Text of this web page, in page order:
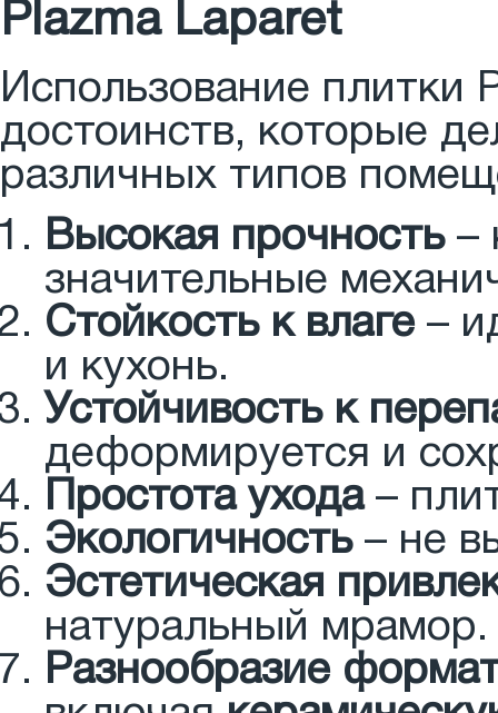
Plazma Laparet
Использование плитки
достоинств, которые
различных типов
Высокая прочность–
значительные
Стойкость к влаге–
и кухонь.
Устойчивость к
деформируется и
Простота ухода–
Экологичность– не
Эстетическая
натуральный мрамор.
Разнообразие